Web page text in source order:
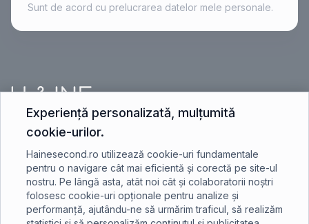
Sunt de acord cu prelucrarea datelor mele personale.
contact@hainesecond.ro
+40 750 401 891
Experiență personalizată, mulțumită
cookie-urilor.
Hainesecond.ro utilizează cookie-uri fundamentale
pentru o navigare cât mai eficientă și corectă pe site-ul
nostru. Pe lângă asta, atât noi cât și colaboratorii noștri
folosesc cookie-uri opționale pentru analize și
performanță, ajutându-ne să urmărim traficul, să realizăm